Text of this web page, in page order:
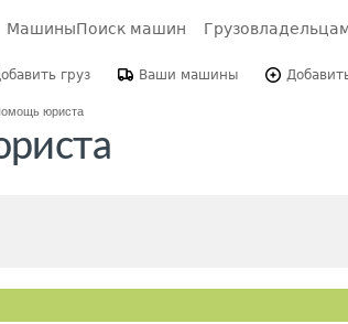
МашиныПоиск машин
груз Ваши машины
юриста